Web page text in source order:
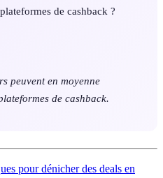
de cashback ?
peuvent en moyenne
de cashback.
pour dénicher des deals en